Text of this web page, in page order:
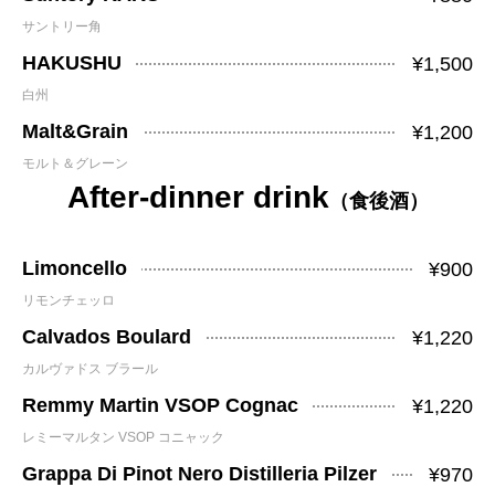
サントリー角
HAKUSHU ¥1,500
白州
Malt&Grain ¥1,200
モルト＆グレーン
After-dinner drink（食後酒）
Limoncello ¥900
リモンチェッロ
Calvados Boulard ¥1,220
カルヴァドス ブラール
Remmy Martin VSOP Cognac ¥1,220
レミーマルタン VSOP コニャック
Grappa Di Pinot Nero Distilleria Pilzer ¥970